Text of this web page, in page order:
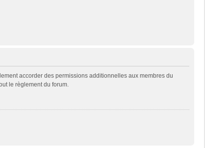
accorder des permissions additionnelles aux membres du
le règlement du forum.